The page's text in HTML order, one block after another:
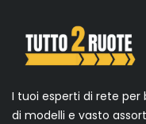
I tuoi esperti di rete
di modelli e vasto